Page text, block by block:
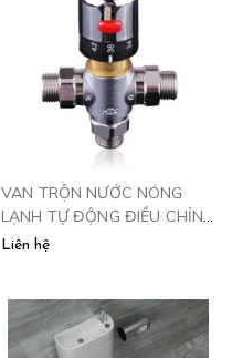
VAN TRỘN NƯỚC NÓNG
LẠNH TỰ ĐỘNG ĐIỀU CHỈNH
NHIỆT ĐỘ NƯỚC CLM-0969
Liên hệ